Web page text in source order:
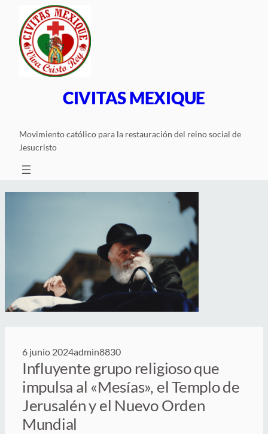
contenido
CIVITAS MEXIQUE
Movimiento católico para la restauración del reino social de
Jesucristo
6 junio 2024admin8830
Influyente grupo religioso que
impulsa al «Mesías», el Templo de
Jerusalén y el Nuevo Orden
Mundial